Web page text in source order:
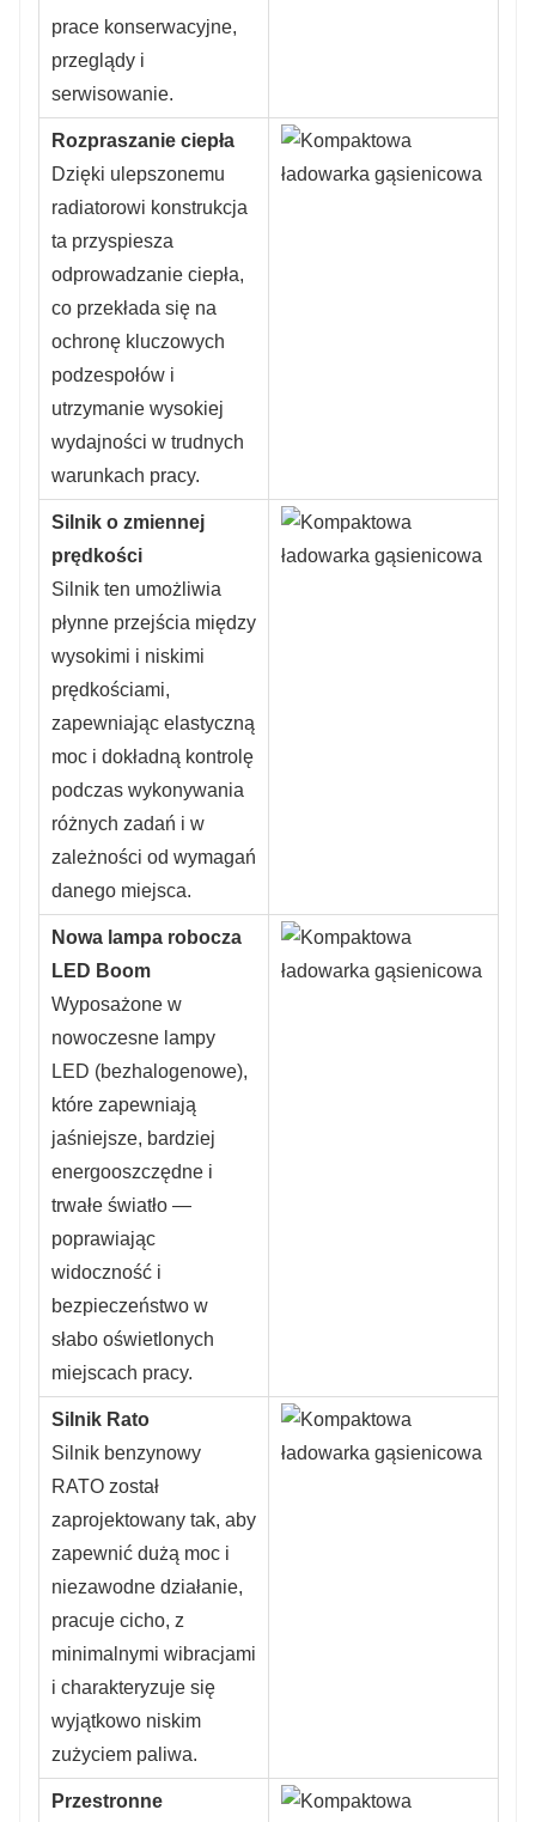
prace konserwacyjne,
przeglądy i
serwisowanie.
Rozpraszanie ciepła
Dzięki ulepszonemu
radiatorowi konstrukcja
ta przyspiesza
odprowadzanie ciepła,
co przekłada się na
ochronę kluczowych
podzespołów i
utrzymanie wysokiej
wydajności w trudnych
warunkach pracy.
Silnik o zmiennej
prędkości
Silnik ten umożliwia
płynne przejścia między
wysokimi i niskimi
prędkościami,
zapewniając elastyczną
moc i dokładną kontrolę
podczas wykonywania
różnych zadań i w
zależności od wymagań
danego miejsca.
Nowa lampa robocza
LED Boom
Wyposażone w
nowoczesne lampy
LED (bezhalogenowe),
które zapewniają
jaśniejsze, bardziej
energooszczędne i
trwałe światło —
poprawiając
widoczność i
bezpieczeństwo w
słabo oświetlonych
miejscach pracy.
Silnik Rato
Silnik benzynowy
RATO został
zaprojektowany tak, aby
zapewnić dużą moc i
niezawodne działanie,
pracuje cicho, z
minimalnymi wibracjami
i charakteryzuje się
wyjątkowo niskim
zużyciem paliwa.
Przestronne